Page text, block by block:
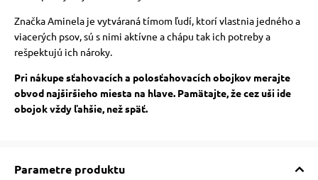
Značka Aminela je vytváraná tímom ľudí, ktorí vlastnia jedného a
viacerých psov, sú s nimi aktívne a chápu tak ich potreby a
rešpektujú ich nároky.
Pri nákupe sťahovacích a polosťahovacích obojkov merajte
obvod najširšieho miesta na hlave. Pamätajte, že cez uši ide
obojok vždy ľahšie, než späť.
Parametre produktu